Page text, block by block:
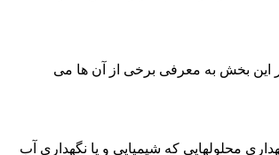
این بخش به معرفی برخی از آن ها می
محلولهایی که شیمیایی و یا نگهداری آب